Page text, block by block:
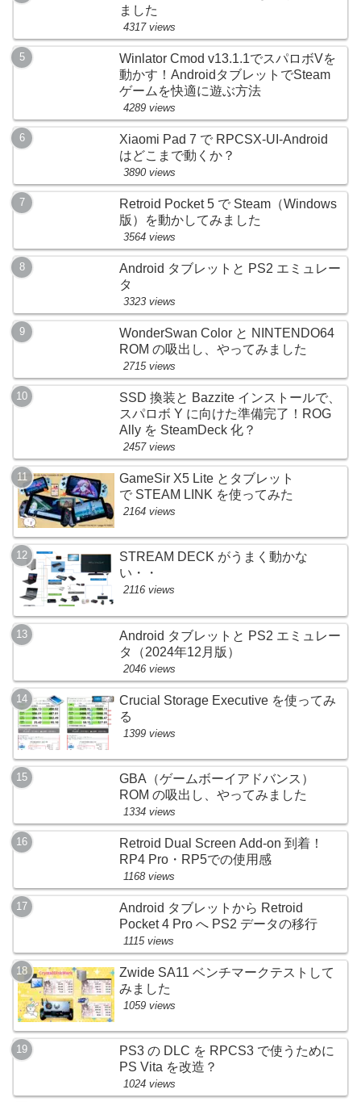
ました
4317 views
Winlator Cmod v13.1.1でスパロボVを
動かす！AndroidタブレットでSteam
ゲームを快適に遊ぶ方法
4289 views
Xiaomi Pad 7 で RPCSX-UI-Android
はどこまで動くか？
3890 views
Retroid Pocket 5 で Steam（Windows
版）を動かしてみました
3564 views
Android タブレットと PS2 エミュレー
タ
3323 views
WonderSwan Color と NINTENDO64
ROM の吸出し、やってみました
2715 views
SSD 換装と Bazzite インストールで、
スパロボ Y に向けた準備完了！ROG
Ally を SteamDeck 化？
2457 views
GameSir X5 Lite とタブレット
で STEAM LINK を使ってみた
2164 views
STREAM DECK がうまく動かな
い・・
2116 views
Android タブレットと PS2 エミュレー
タ（2024年12月版）
2046 views
Crucial Storage Executive を使ってみ
る
1399 views
GBA（ゲームボーイアドバンス）
ROM の吸出し、やってみました
1334 views
Retroid Dual Screen Add-on 到着！
RP4 Pro・RP5での使用感
1168 views
Android タブレットから Retroid
Pocket 4 Pro へ PS2 データの移行
1115 views
Zwide SA11 ベンチマークテストして
みました
1059 views
PS3 の DLC を RPCS3 で使うために
PS Vita を改造？
1024 views